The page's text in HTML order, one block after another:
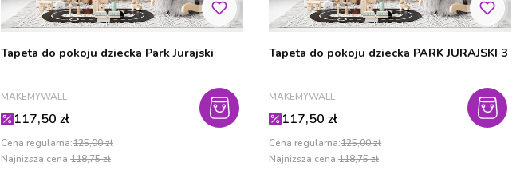
Tapeta do pokoju dziecka Park Jurajski
PRODUCENT
MAKEMYWALL
Cena promocyjna
117,50 zł
Cena regularna:125,00 zł
Najniższa cena:118,75 zł
Tapeta do pokoju dziecka PARK JURAJSKI 3
PRODUCENT
MAKEMYWALL
Cena promocyjna
117,50 zł
Cena regularna:125,00 zł
Najniższa cena:118,75 zł